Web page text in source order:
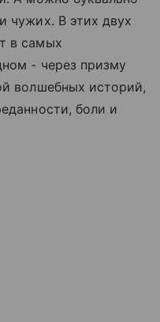
чужих. В этих двух
в самых
- через призму
волшебных историй,
боли и